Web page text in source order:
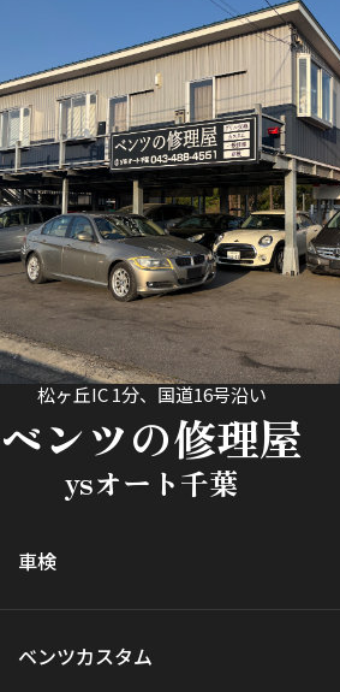
松ヶ丘IC 1分、国道16号沿い
ベンツの修理屋
ysオート千葉
車検
ベンツカスタム